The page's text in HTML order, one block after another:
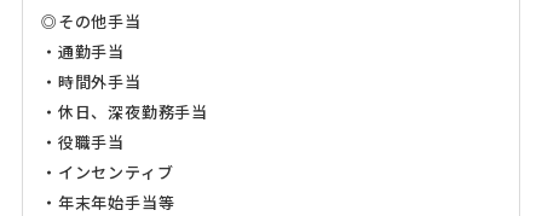
◎その他手当
・通勤手当
・時間外手当
・休日、深夜勤務手当
・役職手当
・インセンティブ
・年末年始手当等